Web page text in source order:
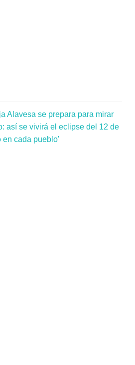
Alavesa se prepara para mirar
así se vivirá el eclipse del 12 de
en cada pueblo'